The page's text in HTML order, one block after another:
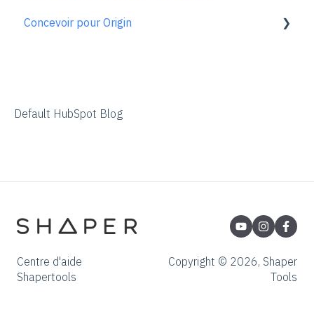
En savoir plus
Gen1 Origin
ShaperHub
FAQ sur le procédé de commande
Concevoir pour Origin
Affinity Designer
Palette CAD
Rhino 3d
Default HubSpot Blog
Centre d'aide
Shapertools
Copyright © 2026, Shaper
Tools